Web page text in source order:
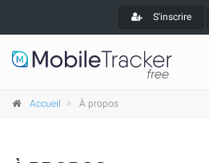
S'inscrire
Accueil À propos